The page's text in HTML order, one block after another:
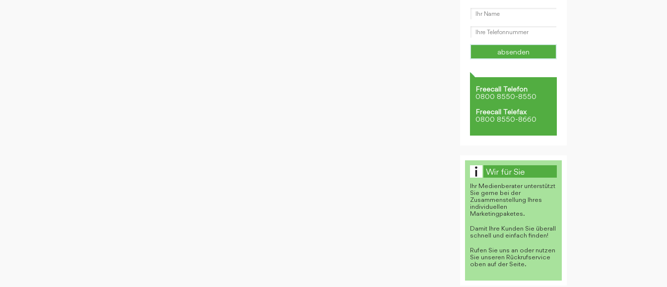
Freecall Telefon
0800 8550-8550
Freecall Telefax
0800 8550-8660
Wir für Sie
Ihr Medienberater unterstützt
Sie gerne bei der
Zusammenstellung Ihres
individuellen
Marketingpaketes.
Damit Ihre Kunden Sie überall
schnell und einfach finden!
Rufen Sie uns an oder nutzen
Sie unseren Rückrufservice
oben auf der Seite.